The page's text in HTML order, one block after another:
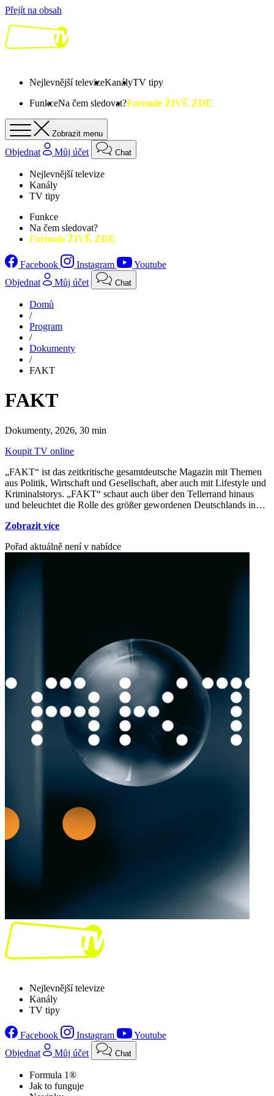
Přejít na obsah
Nejlevnější televizeKanályTV tipy
FunkceNa čem sledovat?Formule ŽIVĚ ZDE
Zobrazit menu
Objednat Můj účet Chat
Nejlevnější televize
Kanály
TV tipy
Funkce
Na čem sledovat?
Formule ŽIVĚ ZDE
Facebook Instagram
Youtube
Objednat
Můj účet Chat
Domů
/
Program
/
Dokumenty
/
FAKT
FAKT
Dokumenty, 2026, 30 min
Koupit TV online
„FAKT“ ist das zeitkritische gesamtdeutsche Magazin mit Themen
aus Politik, Wirtschaft und Gesellschaft, aber auch mit Lifestyle und
Kriminalstorys. „FAKT“ schaut auch über den Tellerrand hinaus
und beleuchtet die Rolle des größer gewordenen Deutschlands in
Zobrazit více
Pořad aktuálně není v nabídce
Nejlevnější televize
Kanály
TV tipy
Facebook Instagram
Youtube
Objednat
Můj účet Chat
Formula 1®
Jak to funguje